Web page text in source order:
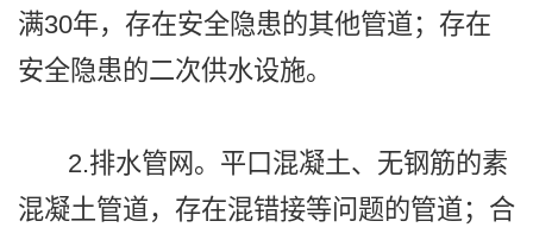
满30年，存在安全隐患的其他管道；存在
安全隐患的二次供水设施。
2.排水管网。平口混凝土、无钢筋的素
混凝土管道，存在混错接等问题的管道；合